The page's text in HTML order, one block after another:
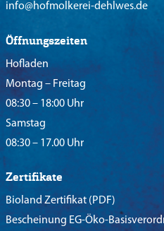
info@hofmolkerei-dehlwes.de
Öffnungszeiten
Hofladen
Montag – Freitag
08:30 – 18:00 Uhr
Samstag
08:30 – 17.00 Uhr
Zertifikate
Bioland Zertifikat (PDF)
Bescheinung EG-Öko-